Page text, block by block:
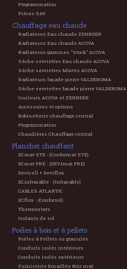
Programmation
Pièces SAV
Chauffage eau chaude
Radiateurs Eau chaude ZEHNDER
Radiateurs Eau chaude ACOVA
Radiateurs gammes "Stock" ACOVA
Sèche-serviettes Eau chaude ACOVA
Sèche-serviettes Mixtes ACOVA
Radiateurs façade pierre VALDEROMA
Sèche-serviettes façade pierre VALDEROMA
Couleurs ACOVA et ZEHNDER
Accessoires et options
Robinetterie chauffage central
Programmation
Chaudières Chauffage central
Plancher chauffant
ECmat STE - (Conformat STE)
ECmat PRE - (DEVImat PRE)
Devicell + Deviflex
ECinfracable - (Infracable)
CABLES ATLANTIC
ECflex - (Conforsol)
Thermostats
Isolants de sol
Poêles à bois et à pellets
Poêles à Pellets ou granulés
Conduits isolés intérieurs
Conduits isolés extérieurs
Fumisterie Emaillée Noir mat